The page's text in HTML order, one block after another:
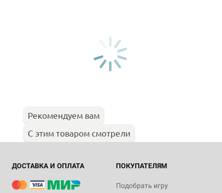
Рекомендуем вам
С этим товаром смотрели
ДОСТАВКА И ОПЛАТА ПОКУПАТЕЛЯМ
Подобрать игру